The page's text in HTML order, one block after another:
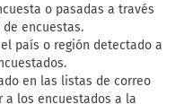
o pasadas a través
de encuestas.
país o región detectado a
en las listas de correo
los encuestados a la